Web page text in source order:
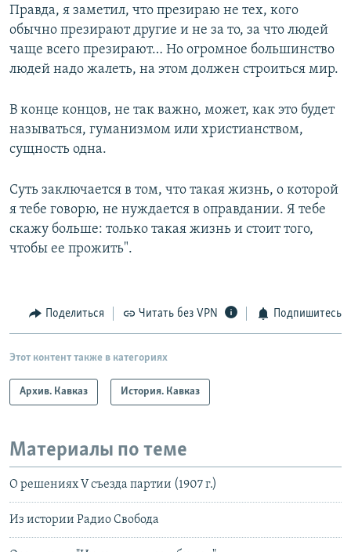
Правда, я заметил, что презираю не тех, кого
обычно презирают другие и не за то, за что людей
чаще всего презирают… Но огромное большинство
людей надо жалеть, на этом должен строиться мир.
В конце концов, не так важно, может, как это будет
называться, гуманизмом или христианством,
сущность одна.
Суть заключается в том, что такая жизнь, о которой
я тебе говорю, не нуждается в оправдании. Я тебе
скажу больше: только такая жизнь и стоит того,
чтобы ее прожить".
Поделиться Читать без VPN Подпишитесь
Этот контент также в категориях
Архив. Кавказ История. Кавказ
Материалы по теме
О решениях V съезда партии (1907 г.)
Из истории Радио Свобода